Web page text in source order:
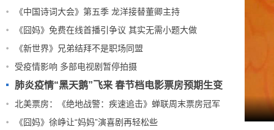
《中国诗词大会》第五季 龙洋接替董卿主持
《囧妈》免费在线首播引争议 其实无需小题大做
《新世界》兄弟结拜不是职场同盟
受疫情影响 多部电视剧暂停拍摄
肺炎疫情“黑天鹅”飞来 春节档电影票房预期生变
北美票房：《绝地战警：疾速追击》蝉联周末票房冠军
《囧妈》徐峥让“妈妈”演喜剧再轻松些